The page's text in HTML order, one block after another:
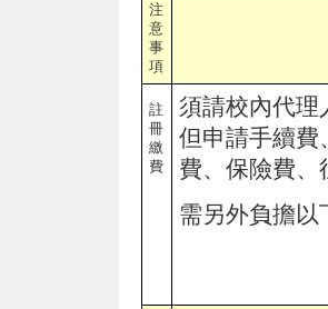
注
意
事
項
註
冊
繳
費
須請校內代理
但申請手續費
費、保險費、
需另外負擔